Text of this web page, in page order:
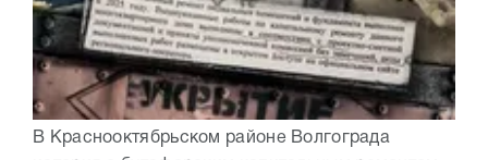
В Краснооктябрьском районе Волгограда